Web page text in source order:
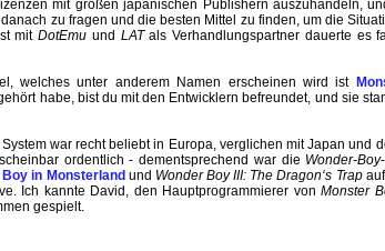
mit großen japanischen Publishern auszuhandeln,
danach zu fragen und die besten Mittel zu finden, um die
mitDotEmu und LATals Verhandlungspartner dauerte es
welches unter anderem Namen erscheinen wird ist
habe, bist du mit den Entwicklern befreundet, und sie
System war recht beliebt in Europa, verglichen mit Japan und
ordentlich - dementsprechend war die Wonder-Boy
in Monsterland und Wonder Boy III: The Dragon‘s Trapauf
Ich kannte David, den Hauptprogrammierer von Monster
gespielt.